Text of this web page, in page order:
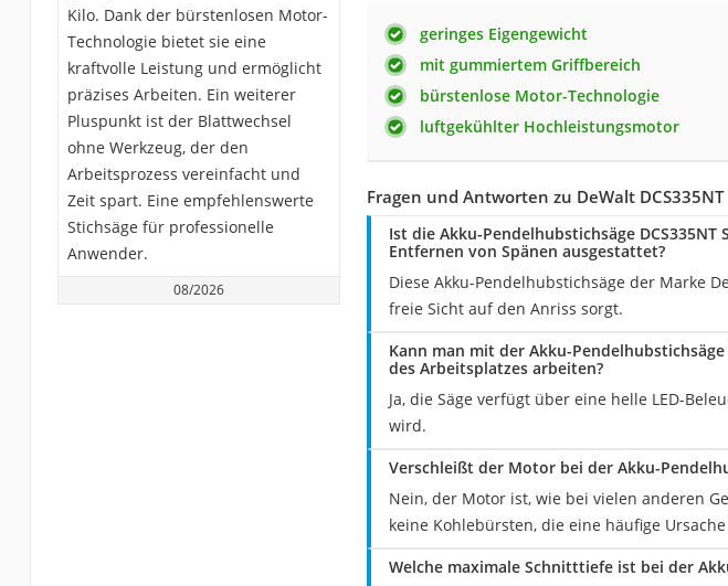
Kilo. Dank der bürstenlosen Motor-
Technologie bietet sie eine
kraftvolle Leistung und ermöglicht
präzises Arbeiten. Ein weiterer
Pluspunkt ist der Blattwechsel
ohne Werkzeug, der den
Arbeitsprozess vereinfacht und
Zeit spart. Eine empfehlenswerte
Stichsäge für professionelle
Anwender.
08/2026
geringes Eigengewicht
mit gummiertem Griffbereich
bürstenlose Motor-Technologie
luftgekühlter Hochleistungsmotor
Fragen und Antworten zu DeWalt DCS335NT
Ist die Akku-Pendelhubstichsäge
Entfernen von Spänen ausgestattet?
Diese Akku-Pendelhubstichsäge der Marke
freie Sicht auf den Anriss sorgt.
Kann man mit der Akku-
des Arbeitsplatzes arbeiten?
Ja, die Säge verfügt über eine helle LED-
wird.
Verschleißt der Motor bei der Akku-
Nein, der Motor ist, wie bei vielen anderen
keine Kohlebürsten, die eine häufige
Welche maximale Schnitttiefe ist bei der